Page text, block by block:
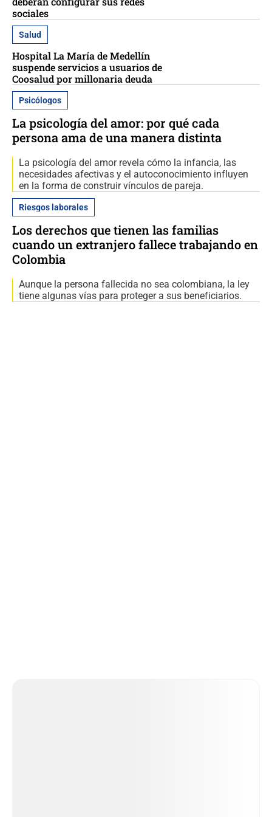
sociales
Salud
Hospital La María de Medellín
suspende servicios a usuarios de
Coosalud por millonaria deuda
Psicólogos
La psicología del amor: por qué cada
persona ama de una manera distinta
La psicología del amor revela cómo la infancia, las
necesidades afectivas y el autoconocimiento influyen
en la forma de construir vínculos de pareja.
Riesgos laborales
Los derechos que tienen las familias
cuando un extranjero fallece trabajando en
Colombia
Aunque la persona fallecida no sea colombiana, la ley
tiene algunas vías para proteger a sus beneficiarios.